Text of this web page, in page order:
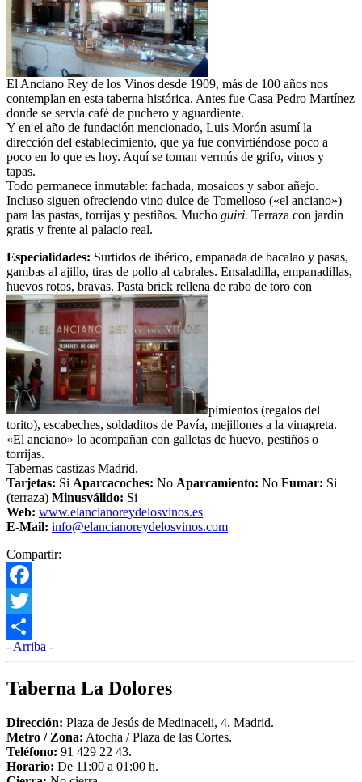
El Anciano Rey de los Vinos desde 1909, más de 100 años nos
contemplan en esta taberna histórica. Antes fue Casa Pedro Martínez
donde se servía café de puchero y aguardiente.
Y en el año de fundación mencionado, Luis Morón asumí la
dirección del establecimiento, que ya fue convirtiéndose poco a
poco en lo que es hoy. Aquí se toman vermús de grifo, vinos y
tapas.
Todo permanece inmutable: fachada, mosaicos y sabor añejo.
Incluso siguen ofreciendo vino dulce de Tomelloso («el anciano»)
para las pastas, torrijas y pestiños. Mucho guiri. Terraza con jardín
gratis y frente al palacio real.
Especialidades: Surtidos de ibérico, empanada de bacalao y pasas,
gambas al ajillo, tiras de pollo al cabrales. Ensaladilla, empanadillas,
huevos rotos, bravas. Pasta brick rellena de rabo de toro con
pimientos (regalos del
torito), escabeches, soldaditos de Pavía, mejillones a la vinagreta.
«El anciano» lo acompañan con galletas de huevo, pestiños o
torrijas.
Tabernas castizas Madrid.
Tarjetas: Si Aparcacoches: No Aparcamiento: No Fumar: Si
(terraza) Minusválido: Si
Web: www.elancianoreydelosvinos.es
E-Mail: info@elancianoreydelosvinos.com
Compartir:
Facebook
Twitter
Compartir
- Arriba -
Taberna La Dolores
Dirección: Plaza de Jesús de Medinaceli, 4. Madrid.
Metro / Zona: Atocha / Plaza de las Cortes.
Teléfono: 91 429 22 43.
Horario: De 11:00 a 01:00 h.